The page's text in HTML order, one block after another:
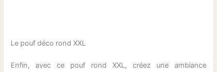
Le pouf déco rond XXL
Enfin, avec ce pouf rond XXL, créez une ambiance